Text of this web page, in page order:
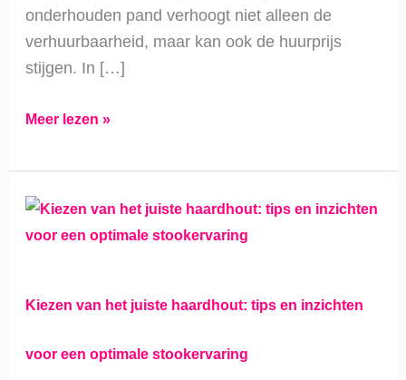
onderhouden pand verhoogt niet alleen de
verhuurbaarheid, maar kan ook de huurprijs
stijgen. In […]
Meer lezen »
Kiezen van het juiste haardhout: tips en inzichten
voor een optimale stookervaring
Kiezen
van
haardhout: